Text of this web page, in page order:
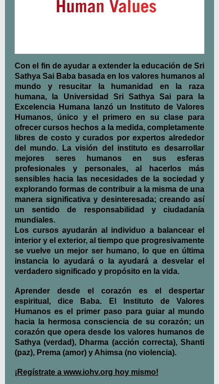
Con el fin de ayudar a extender la educación de Sri
Sathya Sai Baba basada en los valores humanos al
mundo y resucitar la humanidad en la raza
humana, la Universidad Sri Sathya Sai para la
Excelencia Humana lanzó un Instituto de Valores
Humanos, único y el primero en su clase para
ofrecer cursos hechos a la medida, completamente
libres de costo y curados por expertos alrededor
del mundo. La visión del instituto es desarrollar
mejores seres humanos en sus esferas
profesionales y personales, al hacerlos más
sensibles hacia las necesidades de la sociedad y
explorando formas de contribuir a la misma de una
manera significativa y desinteresada; creando así
un sentido de responsabilidad y ciudadanía
mundiales.
Los cursos ayudarán al individuo a balancear el
interior y el exterior, al tiempo que progresivamente
se vuelve un mejor ser humano, lo que en última
instancia lo ayudará o la ayudará a desvelar el
verdadero significado y propósito en la vida.
Aprender desde el corazón es el despertar
espiritual, dice Baba. El Instituto de Valores
Humanos es el primer paso para guiar al mundo
hacia la hermosa consciencia de su corazón; un
corazón que opera desde los valores humanos de
Sathya (verdad), Dharma (acción correcta), Shanti
(paz), Prema (amor) y Ahimsa (no violencia).
¡Regístrate a www.iohv.org hoy mismo!